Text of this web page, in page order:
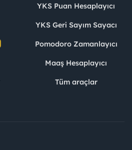
YKS Puan Hesaplayıcı
YKS Geri Sayım Sayacı
Pomodoro Zamanlayıcı
Maaş Hesaplayıcı
Tüm araçlar